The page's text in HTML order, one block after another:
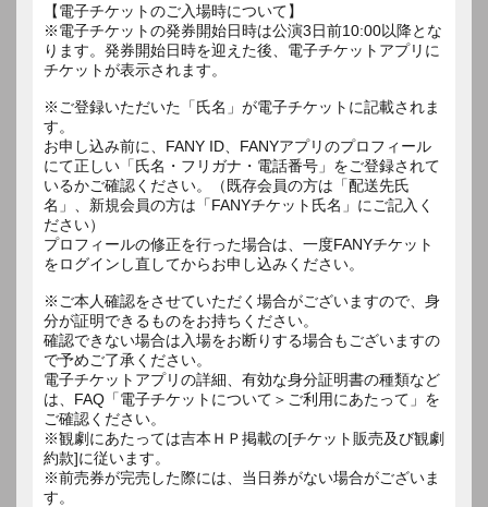
【電子チケットのご入場時について】
※電子チケットの発券開始日時は公演3日前10:00以降とな
ります。発券開始日時を迎えた後、電子チケットアプリに
チケットが表示されます。
※ご登録いただいた「氏名」が電子チケットに記載されま
す。
お申し込み前に、FANY ID、FANYアプリのプロフィール
にて正しい「氏名・フリガナ・電話番号」をご登録されて
いるかご確認ください。（既存会員の方は「配送先氏
名」、新規会員の方は「FANYチケット氏名」にご記入く
ださい）
プロフィールの修正を行った場合は、一度FANYチケット
をログインし直してからお申し込みください。
※ご本人確認をさせていただく場合がございますので、身
分が証明できるものをお持ちください。
確認できない場合は入場をお断りする場合もございますの
で予めご了承ください。
電子チケットアプリの詳細、有効な身分証明書の種類など
は、FAQ「電子チケットについて＞ご利用にあたって」を
ご確認ください。
※観劇にあたっては吉本ＨＰ掲載の[チケット販売及び観劇
約款]に従います。
※前売券が完売した際には、当日券がない場合がございま
す。